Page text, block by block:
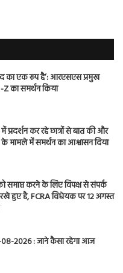
का एक रूप है’: आरएसएस प्रमुख
का समर्थन किया
प्रदर्शन कर रहे छात्रों से बात की और
के मामले में समर्थन का आश्वासन दिया
समाप्त करने के लिए विपक्ष से संपर्क
रखे हुए है, FCRA विधेयक पर 12 अगस्त
2026 : जाने कैसा रहेगा आज